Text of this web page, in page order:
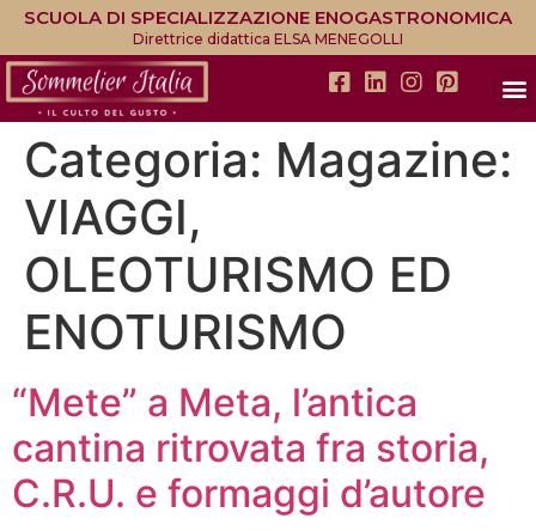
SCUOLA DI SPECIALIZZAZIONE ENOGASTRONOMICA
Direttrice didattica ELSA MENEGOLLI
Categoria: Magazine:
VIAGGI,
OLEOTURISMO ED
ENOTURISMO
“Mete” a Meta, l’antica
cantina ritrovata fra storia,
C.R.U. e formaggi d’autore